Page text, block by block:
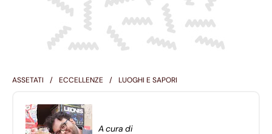
ASSETATI ECCELLENZE LUOGHI E SAPORI
A cura di